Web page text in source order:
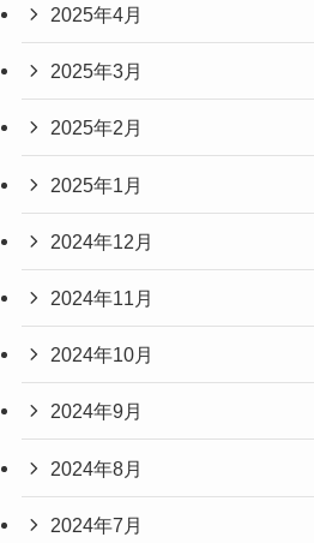
2025年4月
2025年3月
2025年2月
2025年1月
2024年12月
2024年11月
2024年10月
2024年9月
2024年8月
2024年7月